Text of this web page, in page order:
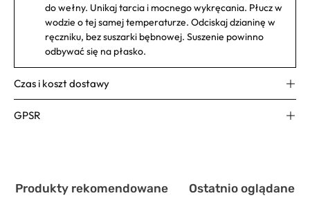
do wełny. Unikaj tarcia i mocnego wykręcania. Płucz w
wodzie o tej samej temperaturze. Odciskaj dzianinę w
ręczniku, bez suszarki bębnowej. Suszenie powinno
odbywać się na płasko.
Czas i koszt dostawy
GPSR
Produkty rekomendowane Ostatnio oglądane